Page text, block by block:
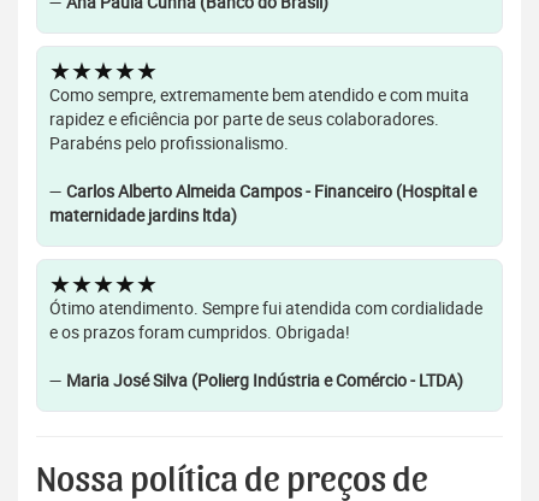
★★★★★
Como sempre, extremamente bem atendido e com muita
rapidez e eficiência por parte de seus colaboradores.
Parabéns pelo profissionalismo.
— Carlos Alberto Almeida Campos - Financeiro (Hospital e
maternidade jardins ltda)
★★★★★
Ótimo atendimento. Sempre fui atendida com cordialidade
e os prazos foram cumpridos. Obrigada!
— Maria José Silva (Polierg Indústria e Comércio - LTDA)
Nossa política de preços de